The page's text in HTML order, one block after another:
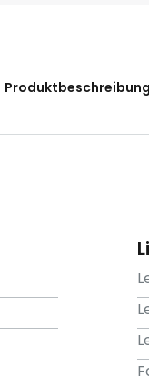
Produktbeschreibung